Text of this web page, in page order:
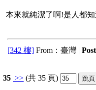
本來就純潔了啊!是人都
[342 樓] From：臺灣 |
35 >> (共 35 頁)